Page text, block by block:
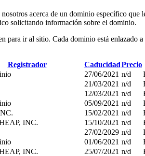
acerca de un dominio específico
solicitando información sobre el dominio.
para ir al sitio. Cada dominio está enlazado
Registrador CaducidadPrecio
27/06/2021 n/d
21/03/2021 n/d
12/03/2021 n/d
05/09/2021 n/d
15/02/2021 n/d
INC. 15/10/2021 n/d
27/02/2029 n/d
01/06/2021 n/d
INC. 25/07/2021 n/d